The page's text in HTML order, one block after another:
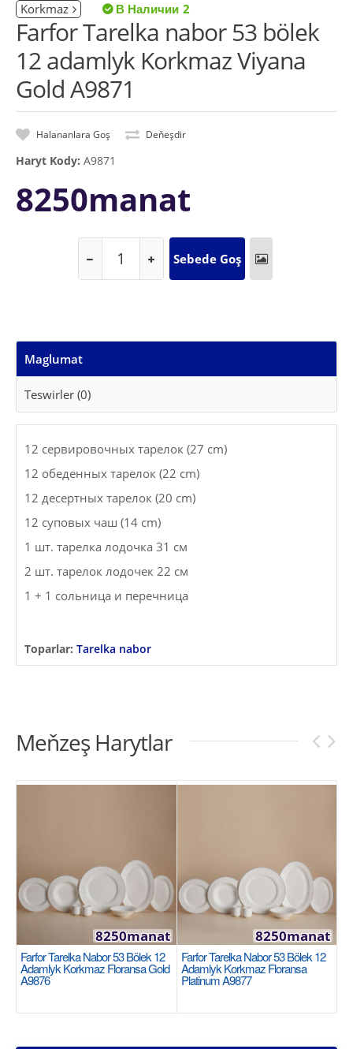
Korkmaz 2
Farfor Tarelka nabor 53 bölek
12 adamlyk Korkmaz Viyana
Gold A9871
Halananlara Goş Deňeşdir
Haryt Kody: A9871
8250manat
Maglumat
Teswirler (0)
12 сервировочных тарелок (27 cm)
12 обеденных тарелок (22 cm)
12 десертных тарелок (20 cm)
12 суповых чаш (14 cm)
1 шт. тарелка лодочка 31 см
2 шт. тарелок лодочек 22 см
1 + 1 сольница и перечница
Toparlar: Tarelka nabor
Meňzeş Harytlar
Farfor Tarelka Nabor 53 Bölek 12
Adamlyk Korkmaz Floransa Gold
A9876
8250manat
Farfor Tarelka Nabor 53 Bölek 12
Adamlyk Korkmaz Floransa
Platinum A9877
8250manat